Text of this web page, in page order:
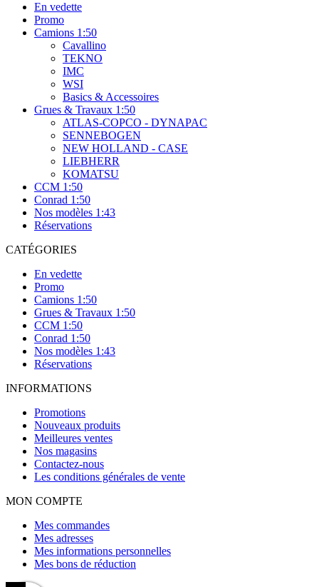
En vedette
Promo
Camions 1:50
Cavallino
TEKNO
IMC
WSI
Basics & Accessoires
Grues & Travaux 1:50
ATLAS-COPCO - DYNAPAC
SENNEBOGEN
NEW HOLLAND - CASE
LIEBHERR
KOMATSU
CCM 1:50
Conrad 1:50
Nos modèles 1:43
Réservations
CATÉGORIES
En vedette
Promo
Camions 1:50
Grues & Travaux 1:50
CCM 1:50
Conrad 1:50
Nos modèles 1:43
Réservations
INFORMATIONS
Promotions
Nouveaux produits
Meilleures ventes
Nos magasins
Contactez-nous
Les conditions générales de vente
MON COMPTE
Mes commandes
Mes adresses
Mes informations personnelles
Mes bons de réduction